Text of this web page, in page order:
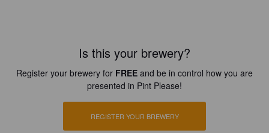
Is this your brewery?
Register your brewery for FREE and be in control how you are
presented in Pint Please!
REGISTER YOUR BREWERY